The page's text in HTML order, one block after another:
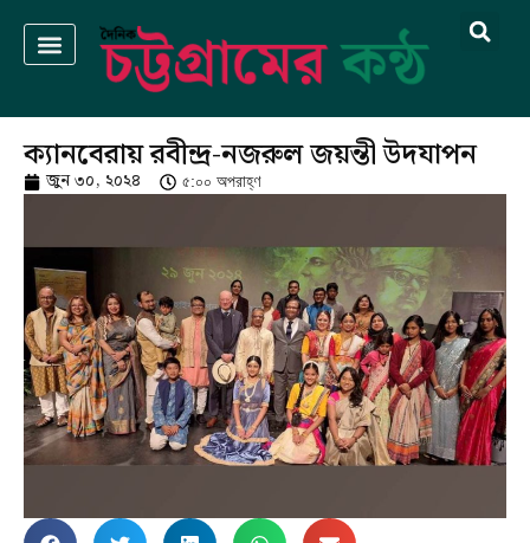
ক্যানবেরায় রবীন্দ্র-নজরুল জয়ন্তী উদযাপন
জুন ৩০, ২০২৪ ৫:০০ অপরাহ্ণ